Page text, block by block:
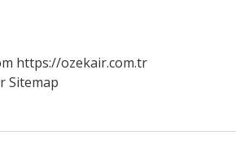
https://ozekair.com.tr
Sitemap